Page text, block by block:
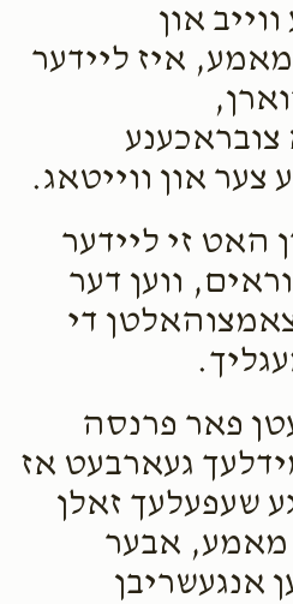
Shragy Schnitzler
און
איז ליידער
צובראכענע
און ווייטאג.
האט זי ליידער
ווען דער
די
פאר פרנסה
געארבעט אז
שעפעלעך זאלן
מאמע, אבער
אנגעשריבן